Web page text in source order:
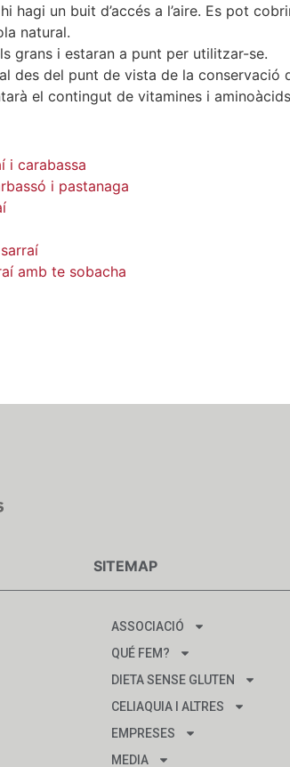
hagi un buit d’accés a l’aire. Es pot
natural.
grans i estaran a punt per utilitzar-se.
des del punt de vista de la conservació
el contingut de vitamines i
i carabassa
i pastanaga
amb te sobacha
SITEMAP
ASSOCIACIÓ
QUÉ FEM?
DIETA SENSE GLUTEN
CELIAQUIA I ALTRES
EMPRESES
MEDIA